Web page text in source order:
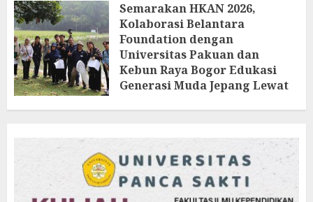
Semarakan HKAN 2026,
Kolaborasi Belantara
Foundation dengan
Universitas Pakuan dan
Kebun Raya Bogor Edukasi
Generasi Muda Jepang Lewat